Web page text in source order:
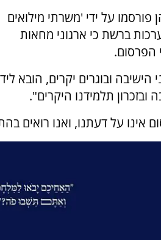
פורסמו על ידי 'משרתי מילואים
ברשת כי ארגוני מחאות
הפרסום.
הישיבה ובוגרים יקרים, הובא
תלמידנו היקרים".
אינו על דעתנו, ואנו רואים